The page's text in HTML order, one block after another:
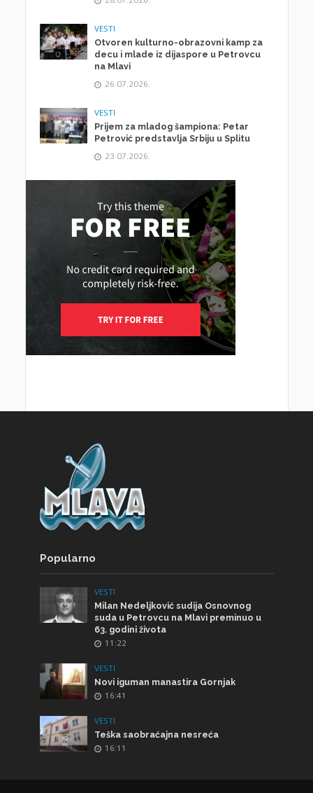
VESTI
Otvoren kulturno-obrazovni kamp za
decu i mlade iz dijaspore u Petrovcu
na Mlavi
26.07.2026.
VESTI
Prijem za mladog šampiona: Petar
Petrović predstavlja Srbiju u Splitu
23.07.2026.
Popularno
VESTI
Milan Nedeljković sudija Osnovnog
suda u Petrovcu na Mlavi preminuo u
63. godini života
11:22
VESTI
Novi iguman manastira Gornjak
16:41
VESTI
Teška saobraćajna nesreća
16:11